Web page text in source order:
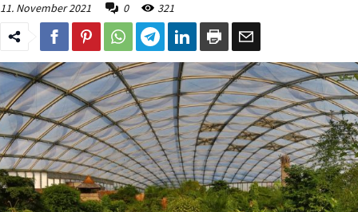
11. November 2021
0 321